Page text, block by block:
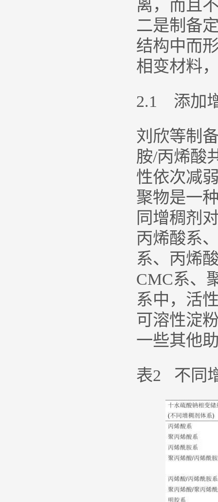
离，而且
二是制备
结构中而
相变材料
2.1 添加
刘欣等制
胺/丙烯酸
性依次减
聚物是一
同增稠剂
丙烯酸系
系、丙烯
CMC系、
系中，活
可溶性淀
一些其他
表2 不同